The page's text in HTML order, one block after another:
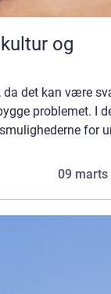
og
da det kan være
problemet. I
for
09 marts